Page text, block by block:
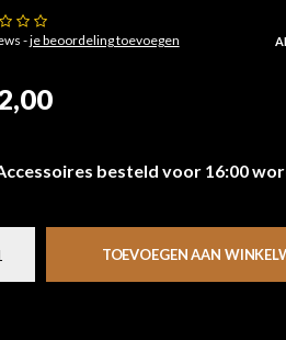
-je beoordeling toevoegen
besteld voor 16:00
TOEVOEGEN AAN